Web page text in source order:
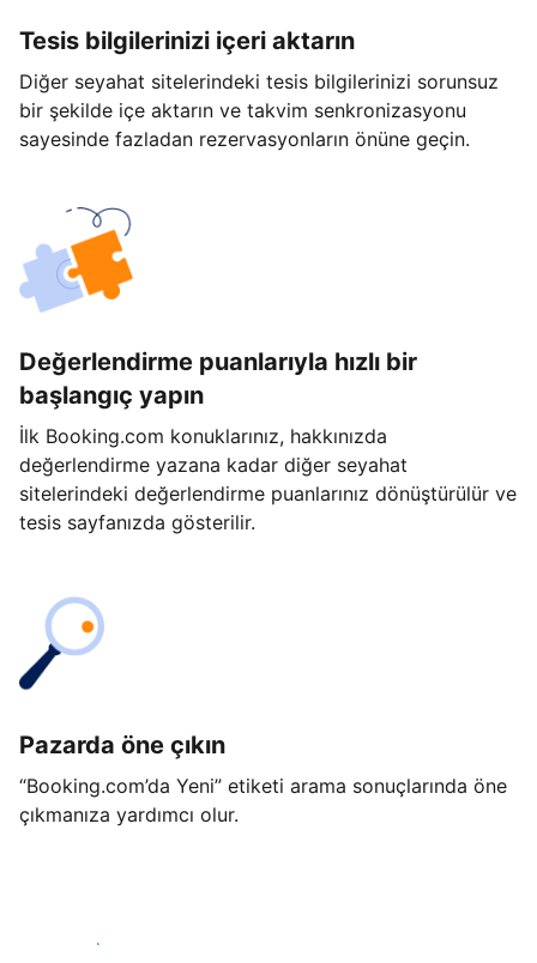
Tesis bilgilerinizi içeri aktarın
Diğer seyahat sitelerindeki tesis bilgilerinizi sorunsuz
bir şekilde içe aktarın ve takvim senkronizasyonu
sayesinde fazladan rezervasyonların önüne geçin.
Değerlendirme puanlarıyla hızlı bir
başlangıç yapın
İlk Booking.com konuklarınız, hakkınızda
değerlendirme yazana kadar diğer seyahat
sitelerindeki değerlendirme puanlarınız dönüştürülür ve
tesis sayfanızda gösterilir.
Pazarda öne çıkın
“Booking.com’da Yeni” etiketi arama sonuçlarında öne
çıkmanıza yardımcı olur.
Hemen başla